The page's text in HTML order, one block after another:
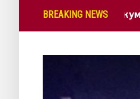
BREAKING NEWS
доверливи документи од